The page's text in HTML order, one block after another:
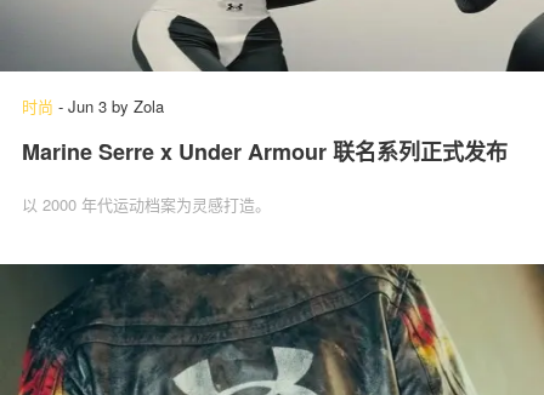
时尚 - Jun 3 by Zola
Marine Serre x Under Armour 联名系列正式发布
以 2000 年代运动档案为灵感打造。